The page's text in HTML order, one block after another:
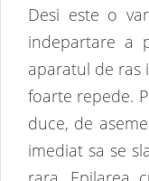
Desi este o
indepartare a
aparatul de ras
foarte repede.
duce, de
imediat sa se